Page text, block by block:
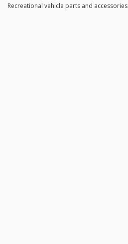
Recreational vehicle parts and accessories